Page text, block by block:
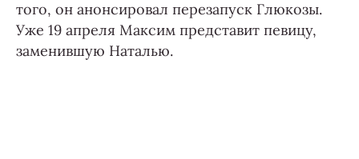
того, он анонсировал перезапуск Глюкозы.
Уже 19 апреля Максим представит певицу,
заменившую Наталью.